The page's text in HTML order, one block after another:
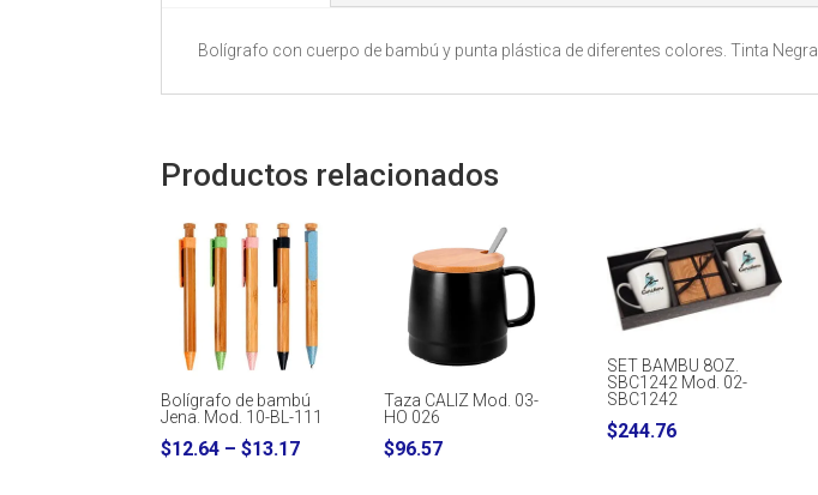
Bolígrafo con cuerpo de bambú y punta plástica de diferentes colores. Tinta Negra.
Productos relacionados
Bolígrafo de bambú
Jena. Mod. 10-BL-111
$12.64 – $13.17Price
Taza CALIZ Mod. 03-
HO 026
$96.57
SET BAMBU 8OZ.
SBC1242 Mod. 02-
SBC1242
$244.76